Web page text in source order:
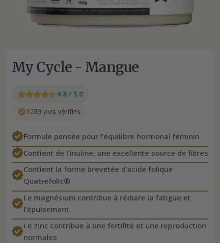
My Cycle - Mangue
4.8 / 5.0
1289 avis vérifiés
Formule pensée pour l’équilibre hormonal féminin
Contient de l’inuline, une excellente source de fibres
Contient la forme brevetée d’acide folique
Quatrefolic®
Le magnésium contribue à réduire la fatigue et
l’épuisement
Le zinc contribue à une fertilité et une reproduction
normales